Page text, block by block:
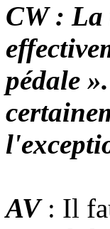
CW : La
pédale
AV: Il